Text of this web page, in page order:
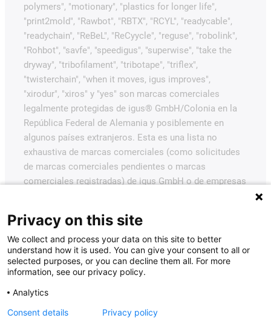
polymers", "motionary", "plastics for longer life",
"print2mold", "Rawbot", "RBTX", "RCYL", "readycable",
"readychain", "ReBeL", "ReCyycle", "reguse", "robolink",
"Rohbot", "savfe", "speedigus", "superwise", "take the
dryway", "tribofilament", "tribotape", "triflex",
"twisterchain", "when it moves, igus improves",
"xirodur", "xiros" y "yes" son marcas comerciales
legalmente protegidas de igus® GmbH/Colonia en la
República Federal de Alemania y posiblemente en
algunos países extranjeros. Esta es una lista no
exhaustiva de marcas comerciales (como solicitudes
de marcas comerciales pendientes o marcas
comerciales registradas) de igus GmbH o de empresas
igus® GmbH desea señalar que no vende productos de
Allen Bradley, B&R, Baumüller, Beckhoff, Lahr, Control
Techniques, Danaher Motion, ELAU, FAGOR, FANUC,
Festo, Heidenhain, Jetter, Lenze, LinMot, LTi DRiVES,
Mitsubishi, NUM, Parker, Bosch Rexroth, SEW, Siemens,
Stöber y todos los demás fabricantes de
Privacy on this site
We collect and process your data on this site to better
understand how it is used. You can give your consent to all or
selected purposes, or you can decline them all. For more
information, see our privacy policy.
Analytics
Consent details
Privacy policy